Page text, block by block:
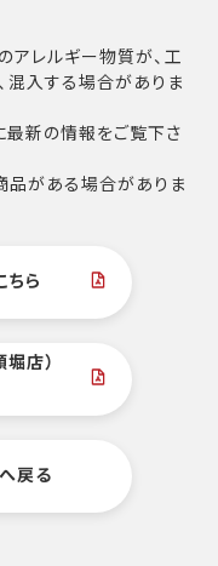
アレルギー物質が、工
入する場合がありま
最新の情報をご覧下さ
品がある場合がありま
ちら
店）
戻る